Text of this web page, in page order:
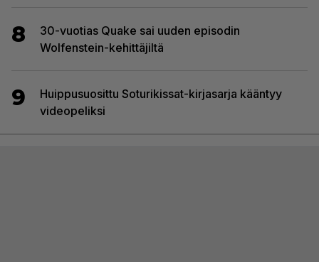
8
30-vuotias Quake sai uuden episodin
Wolfenstein-kehittäjiltä
9
Huippusuosittu Soturikissat-kirjasarja kääntyy
videopeliksi